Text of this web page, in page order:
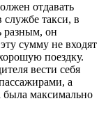
отдавать
такси, в
разным, он
сумму не входят
поездку.
вести себя
а
была максимально